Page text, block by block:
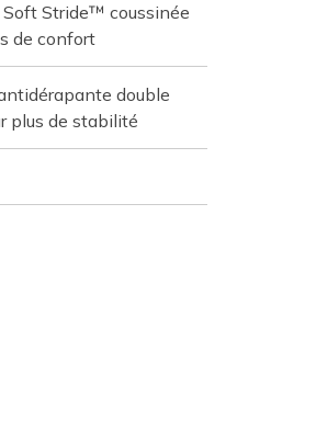
Stride™ coussinée
de confort
double
plus de stabilité